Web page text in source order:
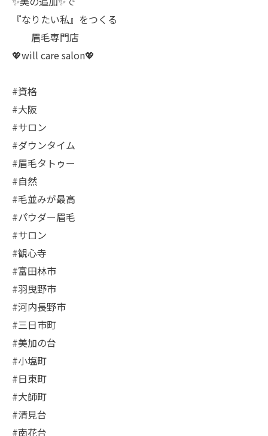
『なりたい私』をつくる
眉毛専門店
💖will care salon💖
#資格
#大阪
#サロン
#ダウンタイム
#眉毛タトゥー
#自然
#毛並みが最高
#パウダー眉毛
#サロン
#観心寺
#富田林市
#羽曳野市
#河内長野市
#三日市町
#美加の台
#小塩町
#日東町
#大師町
#清見台
#南花台